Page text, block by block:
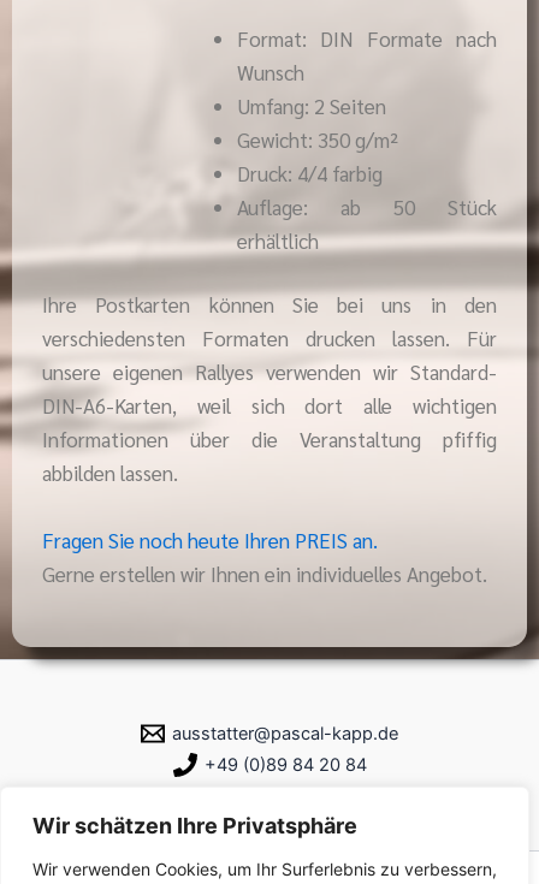
Wir schätzen Ihre Privatsphäre
Wir verwenden Cookies, um Ihr Surferlebnis zu verbessern,
Format: DIN Formate nach
Wunsch
Umfang: 2 Seiten
Gewicht: 350 g/m²
Druck: 4/4 farbig
Auflage: ab 50 Stück
erhältlich
Ihre Postkarten können Sie bei uns in den
verschiedensten Formaten drucken lassen. Für
unsere eigenen Rallyes verwenden wir Standard-
DIN-A6-Karten, weil sich dort alle wichtigen
Informationen über die Veranstaltung pfiffig
abbilden lassen.
Fragen Sie noch heute Ihren PREIS an.
Gerne erstellen wir Ihnen ein individuelles Angebot.
ausstatter@pascal-kapp.de
+49 (0)89 84 20 84